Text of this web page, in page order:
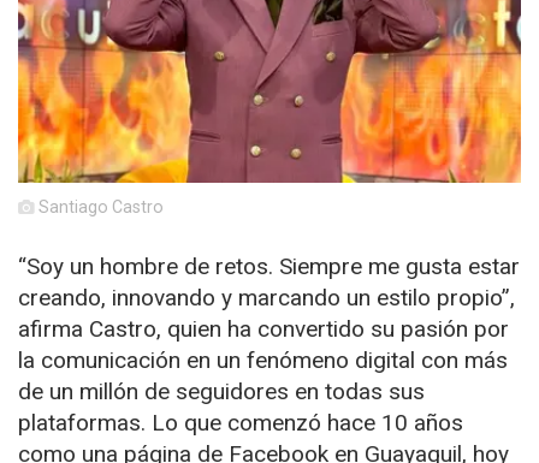
Santiago Castro
“Soy un hombre de retos. Siempre me gusta estar
creando, innovando y marcando un estilo propio”,
afirma Castro, quien ha convertido su pasión por
la comunicación en un fenómeno digital con más
de un millón de seguidores en todas sus
plataformas. Lo que comenzó hace 10 años
como una página de Facebook en Guayaquil, hoy